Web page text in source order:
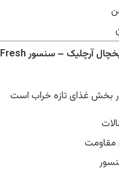
ارور E04 یخچال آرچلیک – سنسور Fresh
بخش غذای تازه خراب است
مقاومت